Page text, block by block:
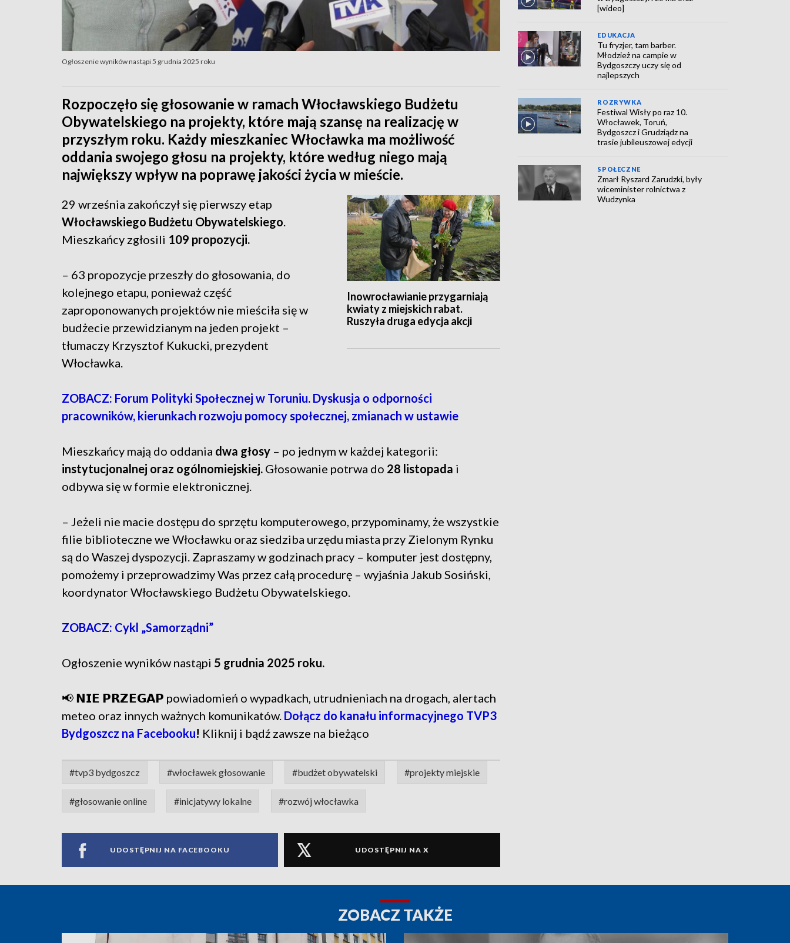
Ogłoszenie wyników nastąpi 5 grudnia 2025 roku
Rozpoczęło się głosowanie w ramach Włocławskiego Budżetu
Obywatelskiego na projekty, które mają szansę na realizację w
przyszłym roku. Każdy mieszkaniec Włocławka ma możliwość
oddania swojego głosu na projekty, które według niego mają
największy wpływ na poprawę jakości życia w mieście.
Inowrocławianie przygarniają
kwiaty z miejskich rabat.
Ruszyła druga edycja akcji
29 września zakończył się pierwszy etap
Włocławskiego Budżetu Obywatelskiego
Mieszkańcy zgłosili 109 propozycji.
– 63 propozycje przeszły do głosowania, do
kolejnego etapu, ponieważ część
zaproponowanych projektów nie mieściła się w
budżecie przewidzianym na jeden projekt –
tłumaczy Krzysztof Kukucki, prezydent
Włocławka.
ZOBACZ: Forum Polityki Społecznej w Toruniu. Dyskusja o odporności
pracowników, kierunkach rozwoju pomocy społecznej, zmianach w ustawie
Mieszkańcy mają do oddania dwa głosy – po jednym w każdej kategorii:
instytucjonalnej oraz ogólnomiejskiej. Głosowanie potrwa do 28 listopada i
odbywa się w formie elektronicznej.
– Jeżeli nie macie dostępu do sprzętu komputerowego, przypominamy, że wszystkie
filie biblioteczne we Włocławku oraz siedziba urzędu miasta przy Zielonym Rynku
są do Waszej dyspozycji. Zapraszamy w godzinach pracy – komputer jest dostępny,
pomożemy i przeprowadzimy Was przez całą procedurę – wyjaśnia Jakub Sosiński,
koordynator Włocławskiego Budżetu Obywatelskiego.
ZOBACZ: Cykl „Samorządni”
Ogłoszenie wyników nastąpi 5 grudnia 2025 roku.
📢 𝗡𝗜𝗘 𝗣𝗥𝗭𝗘𝗚𝗔𝗣 powiadomień o wypadkach, utrudnieniach na drogach, alertach
meteo oraz innych ważnych komunikatów. Dołącz do kanału informacyjnego TVP3
Bydgoszcz na Facebooku! Kliknij i bądź zawsze na bieżąco
#tvp3 bydgoszcz #włocławek głosowanie #budżet obywatelski #projekty miejskie
#głosowanie online #inicjatywy lokalne #rozwój włocławka
UDOSTĘPNIJ NA FACEBOOKU UDOSTĘPNIJ NA X
[wideo]
EDUKACJA
Tu fryzjer, tam barber.
Młodzież na campie w
Bydgoszczy uczy się od
najlepszych
ROZRYWKA
Festiwal Wisły po raz 10.
Włocławek, Toruń,
Bydgoszcz i Grudziądz na
trasie jubileuszowej edycji
SPOŁECZNE
Zmarł Ryszard Zarudzki, były
wiceminister rolnictwa z
Wudzynka
ZOBACZ TAKŻE